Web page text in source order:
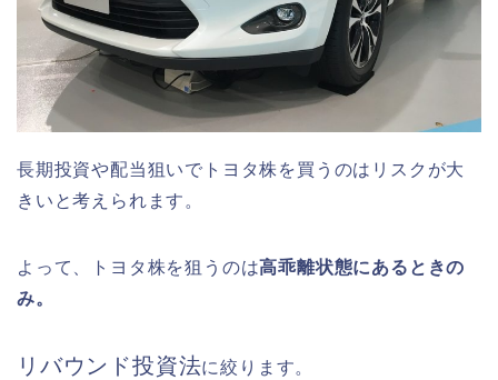
長期投資や配当狙いでトヨタ株を買うのはリスクが大
きいと考えられます。
よって、トヨタ株を狙うのは高乖離状態にあるときの
み。
リバウンド投資法に絞ります。